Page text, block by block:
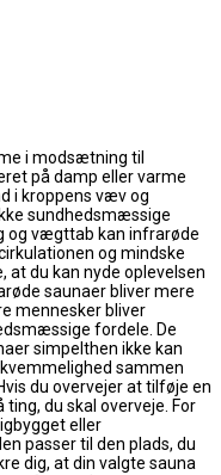
i modsætning til
på damp eller varme
i kroppens væv og
sundhedsmæssige
og vægttab kan infrarøde
og mindske
at du kan nyde oplevelsen
saunaer bliver mere
mennesker bliver
fordele. De
simpelthen ikke kan
sammen
du overvejer at tilføje en
du skal overveje. For
eller
passer til den plads, du
dig, at din valgte sauna